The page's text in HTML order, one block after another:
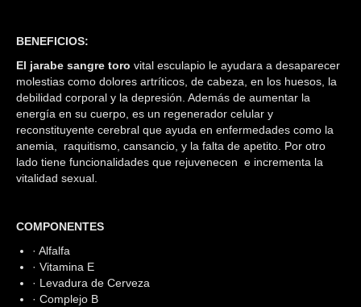
Realizar Pedido
BENEFICIOS:
El jarabe sangre toro vital esculapio le ayudara a desaparecer
molestias como dolores artríticos, de cabeza, en los huesos, la
debilidad corporal y la depresión. Además de aumentar la
energía en su cuerpo, es un regenerador celular y
reconstituyente cerebral que ayuda en enfermedades como la
anemia, raquitismo, cansancio, y la falta de apetito. Por otro
lado tiene funcionalidades que rejuvenecen e incrementa la
vitalidad sexual.
COMPONENTES
· Alfalfa
· Vitamina E
· Levadura de Cerveza
· Complejo B